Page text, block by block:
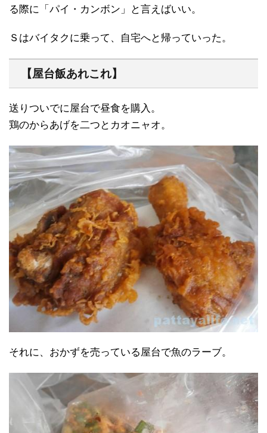
る際に「パイ・カンボン」と言えばいい。
Ｓはバイタクに乗って、自宅へと帰っていった。
【屋台飯あれこれ】
送りついでに屋台で昼食を購入。
鶏のからあげを二つとカオニャオ。
それに、おかずを売っている屋台で魚のラーブ。